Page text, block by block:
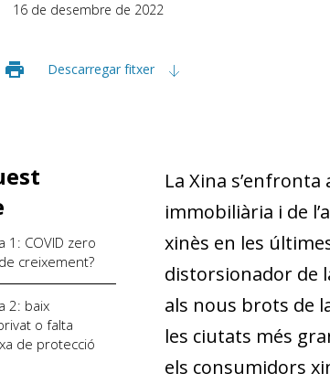
16 de desembre de 2022
Descarregar fitxer
1: COVID zero
creixement?
2: baix
o falta
de protecció
La Xina
immobiliària i de
xinès en les
distorsionador de
als nous brots de
les ciutats més
els consumidors